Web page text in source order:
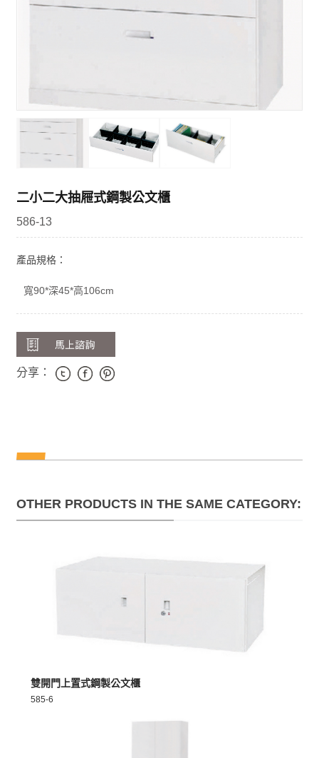
二小二大抽屜式鋼製公文櫃
586-13
產品規格：
寬90*深45*高106cm
分享：
OTHER PRODUCTS IN THE SAME CATEGORY:
雙開門上置式鋼製公文櫃
585-6